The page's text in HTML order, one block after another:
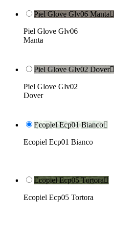
Piel Glove Glv06 Manta
Piel Glove Glv06
Manta
Piel Glove Glv02 Dover
Piel Glove Glv02
Dover
Ecopiel Ecp01 Bianco
Ecopiel Ecp01 Bianco
Ecopiel Ecp05 Tortora
Ecopiel Ecp05 Tortora